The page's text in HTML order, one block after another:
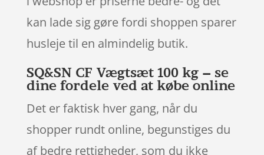
kan lade sig gøre fordi shoppen sparer
husleje til en almindelig butik.
SQ&SN CF Vægtsæt 100 kg – se
dine fordele ved at købe online
Det er faktisk hver gang, når du
shopper rundt online, begunstiges du
af bedre rettigheder, som du ikke